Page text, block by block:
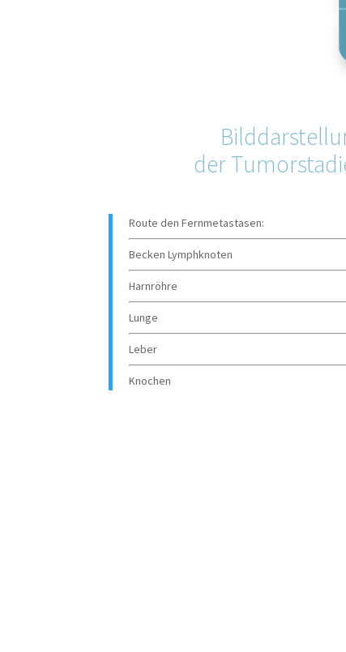
der
Route den Fernmetastasen:
Becken Lymphknoten
Harnröhre
Lunge
Leber
Knochen